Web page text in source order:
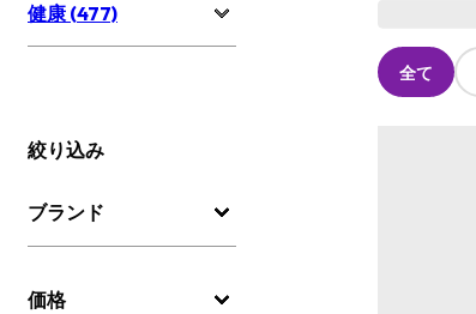
健康 (477)
絞り込み
ブランド
価格
全て